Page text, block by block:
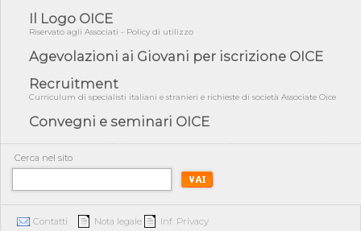
04/08/26 - DL PA: previste cancellazioni da elenchi professionisti
per ...
04/08/26 - International Sustainable Buildings Competition -
COP31, An...
04/08/26 - CdS, project financing: progetto di fattibilità da
impugnar...
04/08/26 - Rapporto Anac corruzione 2020-2026: procedimenti
04/08/26 - CdS: partecipazione alla gara non equivale ad
acquiescenza r...
04/08/26 - DL Infrastrutture approvato alla Camera, passa ora al
Senato
03/08/26 - TAR Piemonte: RUP può avvalersi di consulente
Il Logo OICE
Riservato agli Associati - Policy di utilizzo
Agevolazioni ai Giovani per iscrizione OICE
Recruitment
Curriculum di specialisti italiani e stranieri e richieste di società Associate Oice
Convegni e seminari OICE
Cerca nel sito
Contatti Nota legale Inf. Privacy